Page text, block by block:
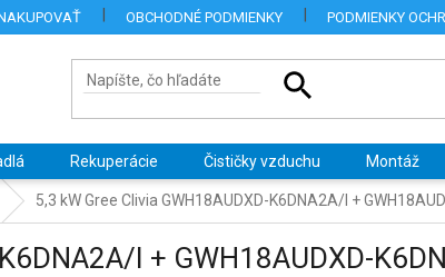
OBCHODNÉ PODMIENKY PODMIENKY
Rekuperácie Čističky vzduchu Montáž
5,3 kW Gree Clivia GWH18AUDXD-K6DNA2A/I +
I + GWH18AUDXD-